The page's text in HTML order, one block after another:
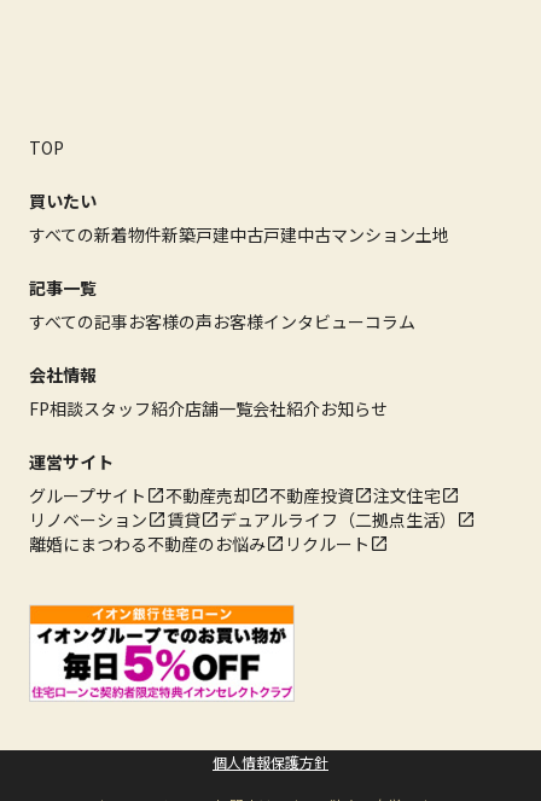
TOP
買いたい
すべての新着物件新築戸建中古戸建中古マンション土地
記事一覧
すべての記事お客様の声お客様インタビューコラム
会社情報
FP相談スタッフ紹介店舗一覧会社紹介お知らせ
運営サイト
グループサイト
不動産売却 不動産投資
注文住宅
リノベーション
賃貸
デュアルライフ（二拠点生活）
離婚にまつわる不動産のお悩み
リクルート
個人情報保護方針